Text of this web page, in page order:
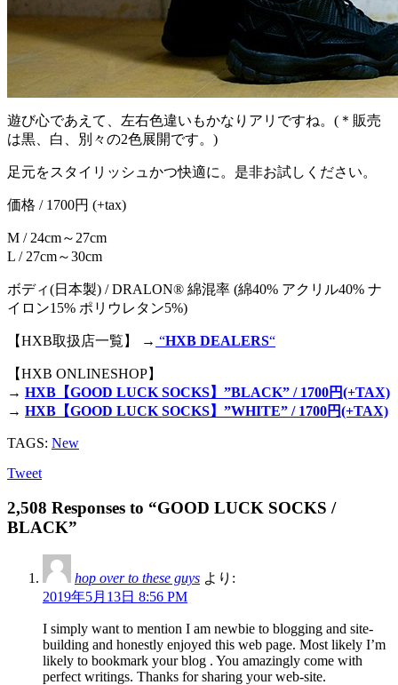
遊び心であえて、左右色違いもかなりアリですね。(＊販売
は黒、白、別々の2色展開です。)
足元をスタイリッシュかつ快適に。是非お試しください。
価格 / 1700円 (+tax)
M / 24cm～27cm
L / 27cm～30cm
ボディ(日本製) / DRALON® 綿混率 (綿40% アクリル40% ナ
イロン15% ポリウレタン5%)
【HXB取扱店一覧】 → “HXB DEALERS“
【HXB ONLINESHOP】
→ HXB【GOOD LUCK SOCKS】”BLACK” / 1700円(+TAX)
→ HXB【GOOD LUCK SOCKS】”WHITE” / 1700円(+TAX)
TAGS: New
Tweet
2,508 Responses to “GOOD LUCK SOCKS /
BLACK”
hop over to these guys より:
2019年5月13日 8:56 PM
I simply want to mention I am newbie to blogging and site-
building and honestly enjoyed this web page. Most likely I’m
likely to bookmark your blog . You amazingly come with
perfect writings. Thanks for sharing your web-site.